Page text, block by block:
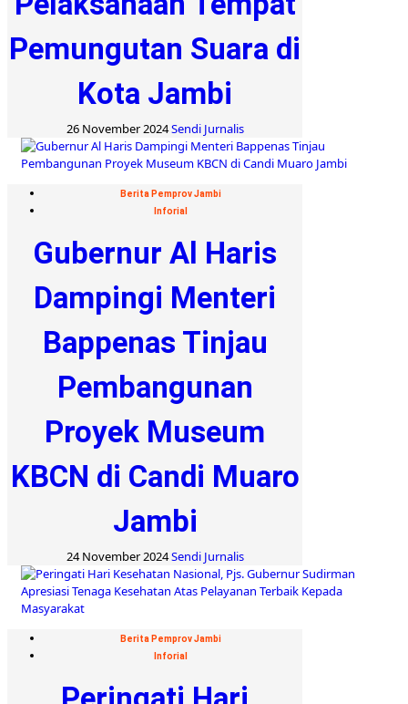
Pemungutan Suara di
Kota Jambi
26 November 2024Sendi Jurnalis
Berita Pemprov Jambi
Inforial
Gubernur Al Haris
Dampingi Menteri
Bappenas Tinjau
Pembangunan
Proyek Museum
KBCN di Candi Muaro
Jambi
24 November 2024Sendi Jurnalis
Berita Pemprov Jambi
Inforial